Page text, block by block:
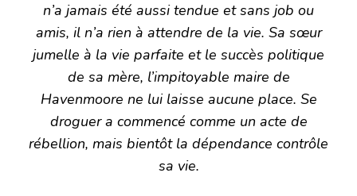
n’a jamais été aussi tendue et sans job ou
amis, il n’a rien à attendre de la vie. Sa sœur
jumelle à la vie parfaite et le succès politique
de sa mère, l’impitoyable maire de
Havenmoore ne lui laisse aucune place. Se
droguer a commencé comme un acte de
rébellion, mais bientôt la dépendance contrôle
sa vie.